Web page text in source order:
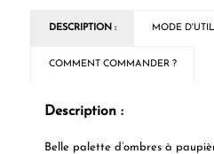
DESCRIPTION : MODE
COMMENT COMMANDER ?
Description :
Belle palette d’ombres à